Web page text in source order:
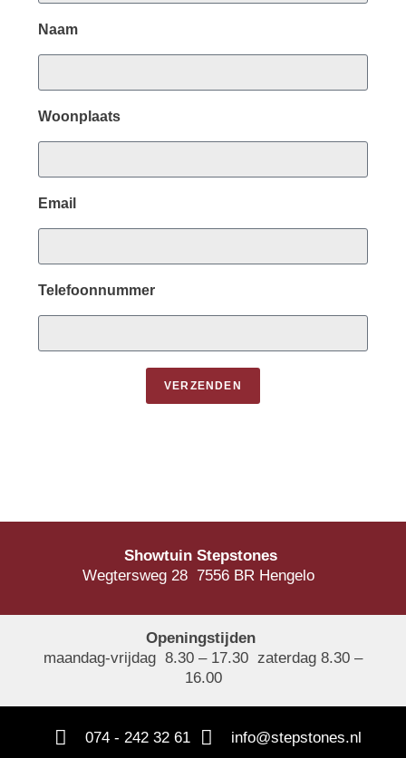
Naam
Woonplaats
Email
Telefoonnummer
VERZENDEN
Showtuin Stepstones
Wegtersweg 28 7556 BR Hengelo
Openingstijden
maandag-vrijdag 8.30 – 17.30 zaterdag 8.30 –
16.00
074 - 242 32 61
info@stepstones.nl